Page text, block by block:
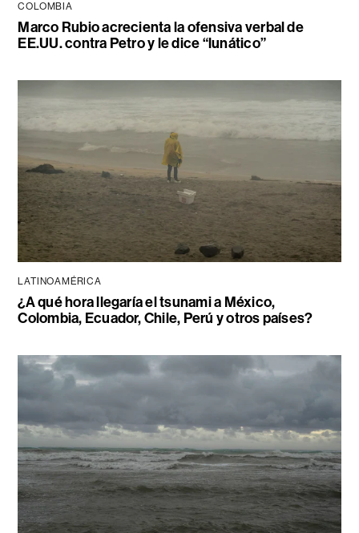
COLOMBIA
Marco Rubio acrecienta la ofensiva verbal de
EE.UU. contra Petro y le dice “lunático”
LATINOAMÉRICA
¿A qué hora llegaría el tsunami a México,
Colombia, Ecuador, Chile, Perú y otros países?